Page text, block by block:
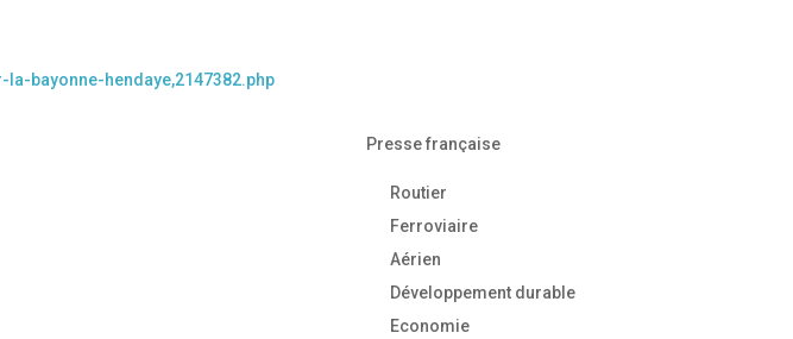
bayonne-hendaye,2147382.php
Presse française
Routier
Ferroviaire
Aérien
Développement durable
Economie